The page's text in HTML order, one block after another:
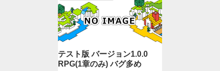
テスト版 バージョン1.0.0
RPG(1章のみ) バグ多め